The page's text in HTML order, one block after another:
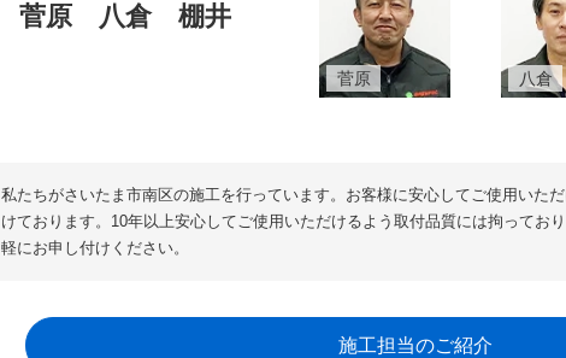
菅原 八倉 棚井
菅原 八倉
私たちがさいたま市南区の施工を行っています。お客様に安心してご使用いた
けております。10年以上安心してご使用いただけるよう取付品質には拘ってお
軽にお申し付けください。
施工担当のご紹介